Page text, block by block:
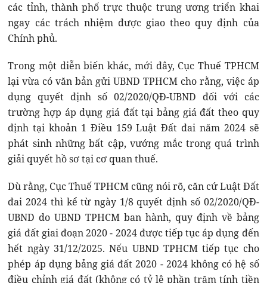
các tỉnh, thành phố trực thuộc trung ương triển khai
ngay các trách nhiệm được giao theo quy định của
Chính phủ.
Trong một diễn biến khác, mới đây, Cục Thuế TPHCM
lại vừa có văn bản gửi UBND TPHCM cho rằng, việc áp
dụng quyết định số 02/2020/QĐ-UBND đối với các
trường hợp áp dụng giá đất tại bảng giá đất theo quy
định tại khoản 1 Điều 159 Luật Đất đai năm 2024 sẽ
phát sinh những bất cập, vướng mắc trong quá trình
giải quyết hồ sơ tại cơ quan thuế.
Dù rằng, Cục Thuế TPHCM cũng nói rõ, căn cứ Luật Đất
đai 2024 thì kể từ ngày 1/8 quyết định số 02/2020/QĐ-
UBND do UBND TPHCM ban hành, quy định về bảng
giá đất giai đoạn 2020 - 2024 được tiếp tục áp dụng đến
hết ngày 31/12/2025. Nếu UBND TPHCM tiếp tục cho
phép áp dụng bảng giá đất 2020 - 2024 không có hệ số
điều chỉnh giá đất (không có tỷ lệ phần trăm tính tiền